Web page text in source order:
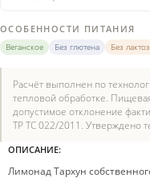
ОСОБЕННОСТИ ПИТАНИЯ
Веганское Без глютена Без
Расчёт выполнен по
тепловой обработке.
допустимое отклонение
ТР ТС 022/2011. Утверждено
ОПИСАНИЕ:
Лимонад Тархун